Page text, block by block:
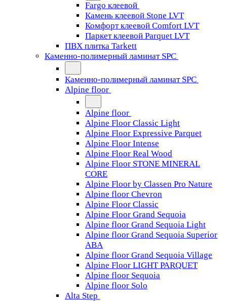
Fargo клеевой
Камень клеевой Stone LVT
Комфорт клеевой Comfort LVT
Паркет клеевой Parquet LVT
ПВХ плитка Tarkett
Каменно-полимерный ламинат SPC
Каменно-полимерный ламинат SPC
Alpine floor
Alpine floor
Alpine Floor Classic Light
Alpine Floor Expressive Parquet
Alpine Floor Intense
Alpine Floor Real Wood
Alpine Floor STONE MINERAL
CORE
Alpine Floor by Classen Pro Nature
Alpine floor Chevron
Alpine Floor Classic
Alpine Floor Grand Sequoia
Alpine floor Grand Sequoia Light
Alpine floor Grand Sequoia Superior
ABA
Alpine floor Grand Sequoia Village
Alpine Floor LIGHT PARQUET
Alpine floor Sequoia
Alpine floor Solo
Alta Step